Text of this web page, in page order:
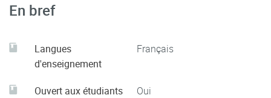
En bref
Langues
d'enseignement
Français
Ouvert aux étudiants
Oui